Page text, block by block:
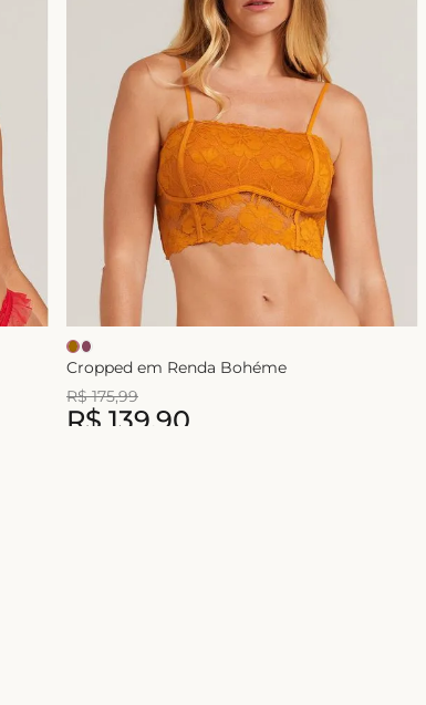
Cropped em Renda Bohéme
R$ 175,99
R$ 139 90